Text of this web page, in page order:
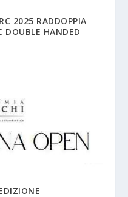
2025 RADDOPPIA
DOUBLE HANDED